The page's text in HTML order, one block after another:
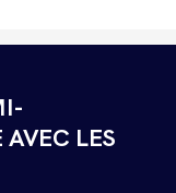
LES